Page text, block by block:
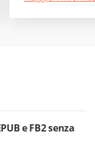
e FB2 senza